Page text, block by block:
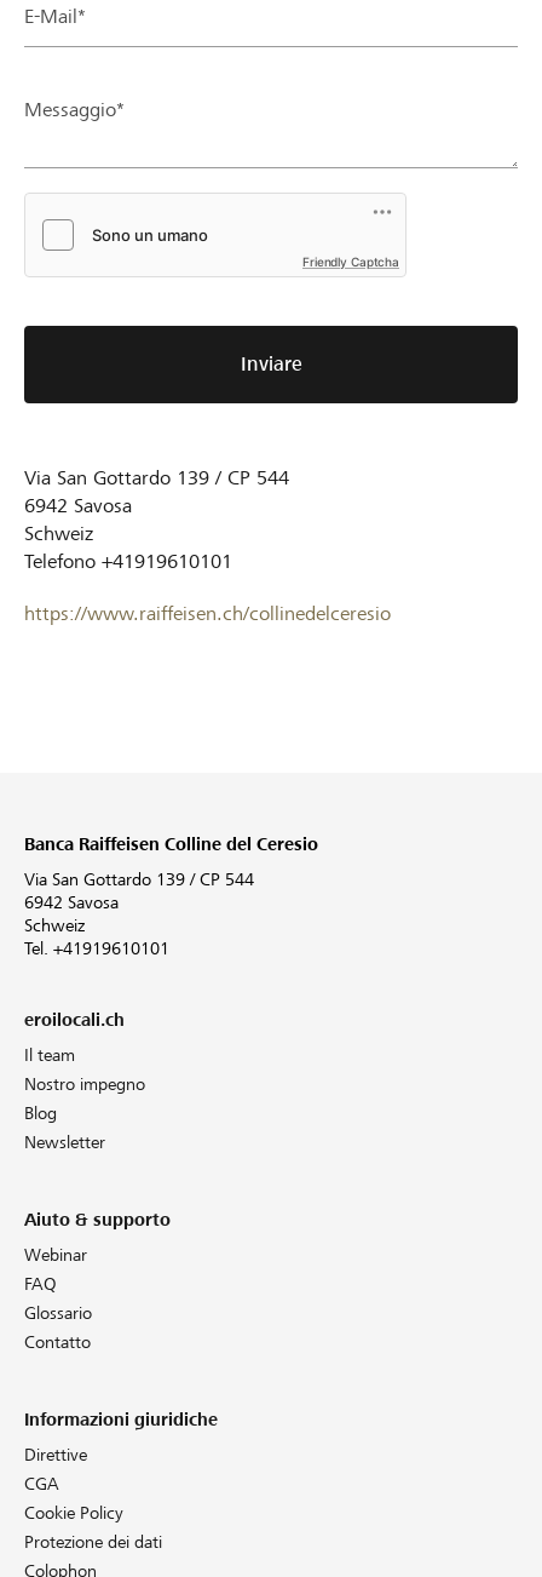
E-Mail*
Messaggio*
Friendly Captcha
Inviare
Via San Gottardo 139 / CP 544
6942 Savosa
Schweiz
Telefono +41919610101
https://www.raiffeisen.ch/collinedelceresio
Banca Raiffeisen Colline del Ceresio
Via San Gottardo 139 / CP 544
6942 Savosa
Schweiz
Tel. +41919610101
eroilocali.ch
Il team
Nostro impegno
Blog
Newsletter
Aiuto & supporto
Webinar
FAQ
Glossario
Contatto
Informazioni giuridiche
Direttive
CGA
Cookie Policy
Protezione dei dati
Colophon